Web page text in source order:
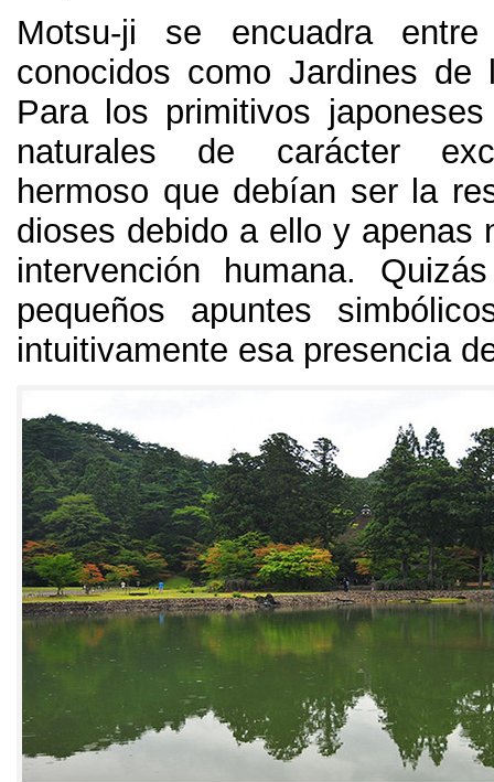
Motsu-ji se encuadra
conocidos como Jardines de
Para los primitivos
naturales de carácter
hermoso que debían ser la
dioses debido a ello y apenas
intervención humana.
pequeños apuntes
intuitivamente esa presencia